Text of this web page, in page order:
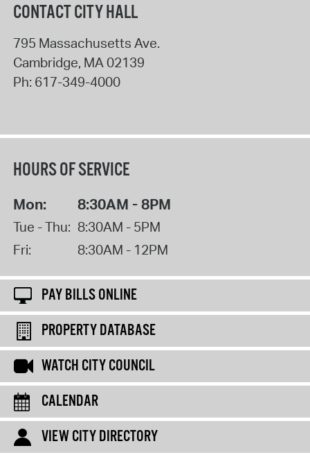
CONTACT CITY HALL
795 Massachusetts Ave.
Cambridge, MA02139
Ph: 617-349-4000
HOURS OF SERVICE
Mon: 8:30AM - 8PM
Tue - Thu: 8:30AM - 5PM
Fri:
8:30AM - 12PM
PAY BILLS ONLINE
PROPERTY DATABASE
WATCH CITY COUNCIL
CALENDAR
VIEW CITY DIRECTORY